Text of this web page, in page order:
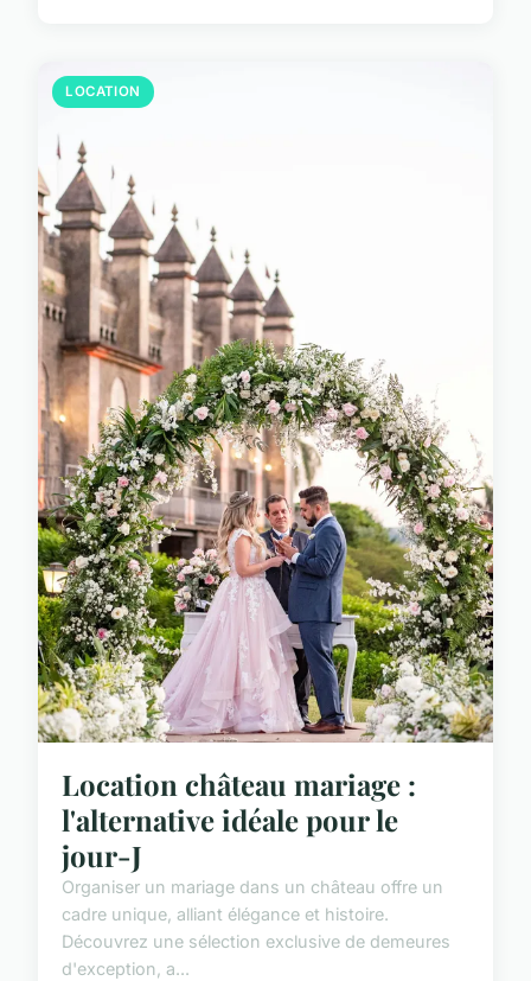
LOCATION
Location château mariage :
l'alternative idéale pour le
jour-J
Organiser un mariage dans un château offre un
cadre unique, alliant élégance et histoire.
Découvrez une sélection exclusive de demeures
d'exception, a...